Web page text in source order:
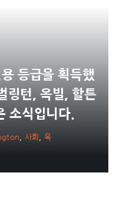
등급을 획득했
링턴, 옥빌, 할튼
소식입니다.
사회
옥